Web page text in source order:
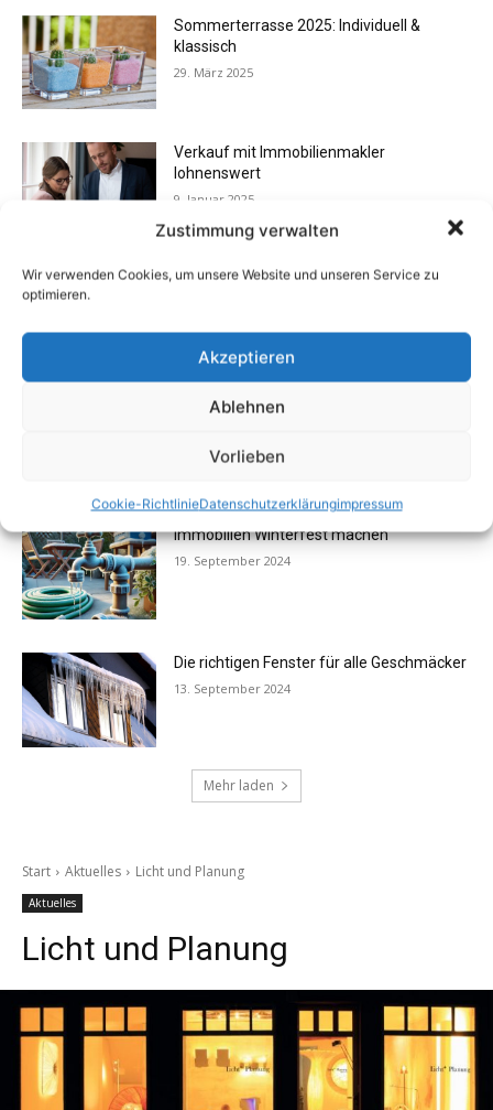
Zustimmung verwalten
Wir verwenden Cookies, um unsere Website und unseren Service zu
optimieren.
Akzeptieren
Ablehnen
Vorlieben
Cookie-RichtlinieDatenschutzerklärungimpressum
Sommerterrasse 2025: Individuell &
klassisch
29. März 2025
Verkauf mit Immobilienmakler
lohnenswert
9. Januar 2025
Altersgerechtes Wohnen schon heute
Minimalismus im Alltag
Immobilien Winterfest machen
19. September 2024
Die richtigen Fenster für alle Geschmäcker
13. September 2024
Mehr laden